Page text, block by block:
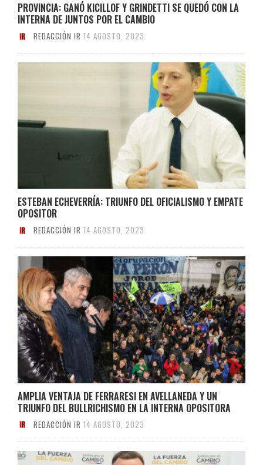
PROVINCIA: GANÓ KICILLOF Y GRINDETTI SE QUEDÓ CON LA
INTERNA DE JUNTOS POR EL CAMBIO
REDACCIÓN IR 14 AGOSTO, 2023
ESTEBAN ECHEVERRÍA: TRIUNFO DEL OFICIALISMO Y EMPATE
OPOSITOR
REDACCIÓN IR 14 AGOSTO, 2023
AMPLIA VENTAJA DE FERRARESI EN AVELLANEDA Y UN
TRIUNFO DEL BULLRICHISMO EN LA INTERNA OPOSITORA
REDACCIÓN IR 14 AGOSTO, 2023